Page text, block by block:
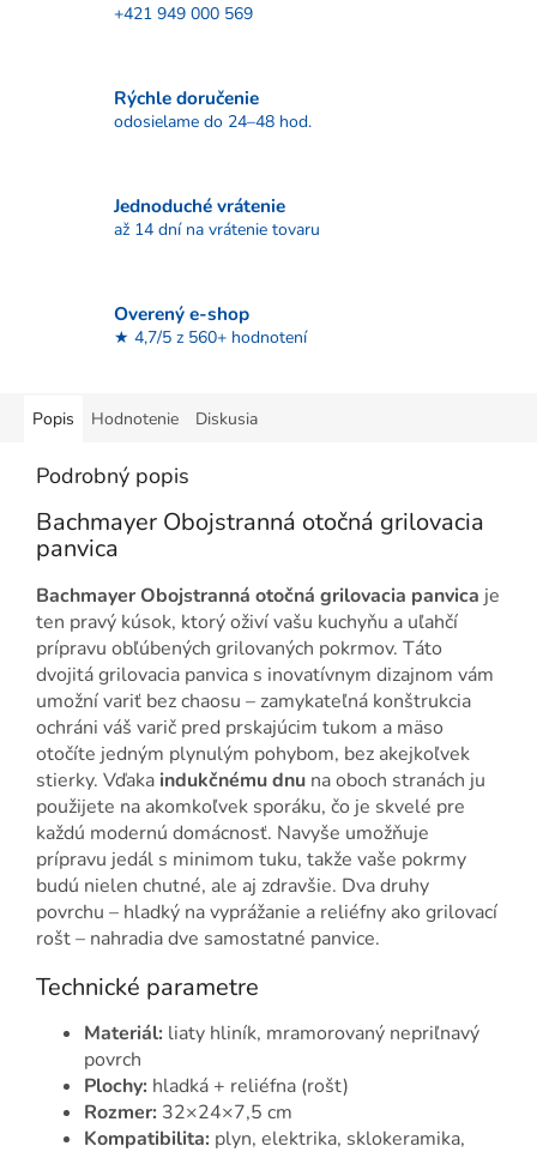
+421 949 000 569
Rýchle doručenie
odosielame do 24–48 hod.
Jednoduché vrátenie
až 14 dní na vrátenie tovaru
Overený e-shop
★ 4,7/5 z 560+ hodnotení
Popis Hodnotenie Diskusia
Podrobný popis
Bachmayer Obojstranná otočná grilovacia
panvica
Bachmayer Obojstranná otočná grilovacia panvica je
ten pravý kúsok, ktorý oživí vašu kuchyňu a uľahčí
prípravu obľúbených grilovaných pokrmov. Táto
dvojitá grilovacia panvica s inovatívnym dizajnom vám
umožní variť bez chaosu – zamykateľná konštrukcia
ochráni váš varič pred prskajúcim tukom a mäso
otočíte jedným plynulým pohybom, bez akejkoľvek
stierky. Vďaka indukčnému dnu na oboch stranách ju
použijete na akomkoľvek sporáku, čo je skvelé pre
každú modernú domácnosť. Navyše umožňuje
prípravu jedál s minimom tuku, takže vaše pokrmy
budú nielen chutné, ale aj zdravšie. Dva druhy
povrchu – hladký na vyprážanie a reliéfny ako grilovací
rošt – nahradia dve samostatné panvice.
Technické parametre
Materiál: liaty hliník, mramorovaný nepriľnavý
povrch
Plochy: hladká + reliéfna (rošt)
Rozmer: 32×24×7,5 cm
Kompatibilita: plyn, elektrika, sklokeramika,